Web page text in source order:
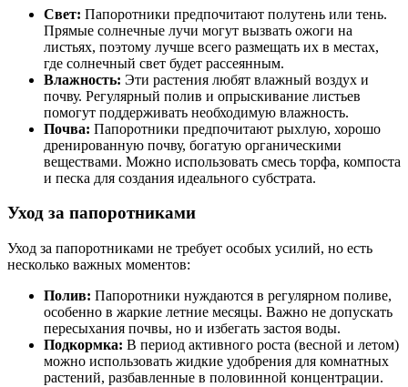
Свет: Папоротники предпочитают полутень или тень.
Прямые солнечные лучи могут вызвать ожоги на
листьях, поэтому лучше всего размещать их в местах,
где солнечный свет будет рассеянным.
Влажность: Эти растения любят влажный воздух и
почву. Регулярный полив и опрыскивание листьев
помогут поддерживать необходимую влажность.
Почва: Папоротники предпочитают рыхлую, хорошо
дренированную почву, богатую органическими
веществами. Можно использовать смесь торфа, компоста
и песка для создания идеального субстрата.
Уход за папоротниками
Уход за папоротниками не требует особых усилий, но есть
несколько важных моментов:
Полив: Папоротники нуждаются в регулярном поливе,
особенно в жаркие летние месяцы. Важно не допускать
пересыхания почвы, но и избегать застоя воды.
Подкормка: В период активного роста (весной и летом)
можно использовать жидкие удобрения для комнатных
растений, разбавленные в половинной концентрации.